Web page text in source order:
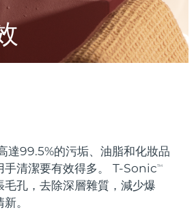
達99.5%的污垢、油脂和化妝品
手清潔要有效得多。 T-SonicTM
毛孔，去除深層雜質，減少爆
。
預計送達日期8/12/26
預計送達日期8/14/26
預計送達日期8/10/26